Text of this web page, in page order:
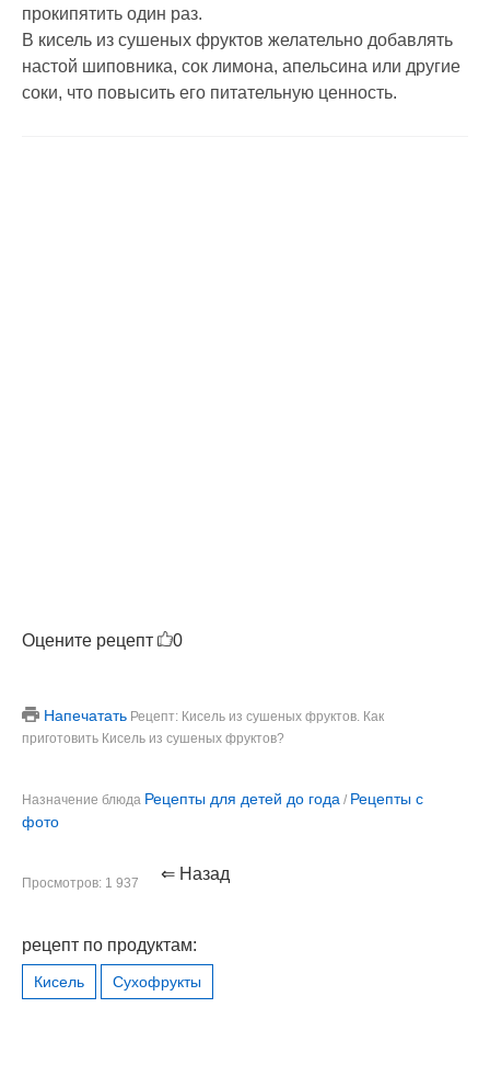
прокипятить один раз.
В кисель из сушеных фруктов желательно добавлять
настой шиповника, сок лимона, апельсина или другие
соки, что повысить его питательную ценность.
Оцените рецепт 0
Напечатать Рецепт: Кисель из сушеных фруктов. Как
приготовить Кисель из сушеных фруктов?
Назначение блюда Рецепты для детей до года / Рецепты с
фото
Просмотров: 1 937 ⇐ Назад
рецепт по продуктам:
Кисель Сухофрукты